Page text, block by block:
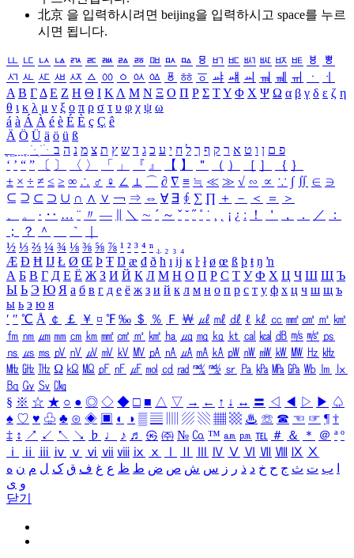
北京 을 입력하시려면 beijing을 입력하시고 space를 누르
시면 됩니다.
ㅥ ㅦ ㅧ ㅨ ㅩ ㅪ ㅫ ㅬ ㅭ ㅮ ㅯ ㅰ ㅱ ㅲ ㅳ ㅴ ㅵ ㅶ ㅷ ㅸ
ㅹ
ㅺ ㅻ ㅼ ㅽ ㅾ ㅿ ㆀ ㆁ ㆂ ㆃ ㆄ ㆅ ㆆ ㆇ ㆈ ㆉ ㆊ ㆋ ㆌ ㆍ
ㆎ
Α Β ΓΔ Ε Ζ Η Θ Ι ΚΛ Μ Ν Ξ Ο Π Ρ Σ ΤΥ Φ Χ Ψ Ω α β γ δ ε ζ η
θ ι κ λ μ ν ξ ο π ρ σ τ υ φ χ ψ ω
á à Á À é è É È ç Ç ê
Ä Ö Ü ä ö ü ß
ִֶֹ ֻּ ׁׂ פ ם ן ו ט א ר ק ף ך ל ח י ע כ ג ד ש ץ ת צ מ נ ה ב
‘ ’ “ ” 〔 〕 〈 〉 「 」 『 』 【 】 ＂ （ ） ［ ］ ｛ ｝
± × ÷ ≠ ≤ ≥ ∞ ∴ ♂ ♀ ∠ ⊥ ⌒ ∂ ∇ ≡ ≒ ≪ ≫ √ ∽ ∝ ∵ ∫ ∬ ∈ ∋
⊆ ⊇ ⊂ ⊃ ∪ ∩ ∧ ∨ ￢ ⇒ ⇔ ∀ ∃ ∮ ∑ ∏ ＋ － ＜ ＝
＞
、
。 · ‥ … ¨ 〃 ― ＼ ∼ ´ ～ ˇ ˘ ˝ ˚ ˙ ¸ ¡ ¿ ː ！ ＇ ， ． ／
：
；
？ ＾ ｀
½ ⅓ ⅔ ¼ ¾ ⅛ ⅜ ⅝ ⅞ ¹ ² ³ ⁴ ⁿ ₁ ₂ ₃ ₄
Æ Ð Ħ Ĳ Ł Ø Œ Þ Ŧ Ŋ æ đ ð ħ ı ĳ ĸ ŀ ł ø œ ß þ ŧ ŋ ŉ
А Б В Г Д Е Ё Ж З И Й К Л М Н О П Р С Т У Ф Х Ц Ч Ш Щ Ъ
Ы Ь Э Ю Я а б в г д е ё ж з и й к л м н о п р с т у ф х ц ч ш щ ъ
ы ь э ю я
′ ″ ℃ Å ￠ ￡ ￥ ¤ ℉ ‰ ＄ ％ Ｆ ￦ ㎕ ㎖ ㎗ ℓ ㎘ ㏄ ㎣ ㎤ ㎥ ㎦
㎙ ㎚ ㎛ ㎜ ㎝ ㎞ ㎟ ㎠ ㎡ ㎢ ㏊ ㎍ ㎎ ㎏ ㏏ ㎈ ㎉ ㏈ ㎧ ㎨ ㎰
㎱ ㎲ ㎳ ㎴ ㎵ ㎶ ㎷ ㎸ ㎹ ㎀ ㎁ ㎂ ㎃ ㎄ ㎺ ㎻ ㎽ ㎾ ㎿ ㎐ ㎑
㎒ ㎓ ㎔ Ω ㏀ ㏁ ㎊ ㎋ ㎌ ㏖ ㏅ ㎭ ㎮ ㎯ ㏛ ㎩ ㎪ ㎫ ㎬ ㏝ ㏐
㏓
㏃ ㏉ ㏜ ㏆
§ ※ ☆ ★ ○ ● ◎ ◇ ◆ □ ■ △ ▽ → ← ↑ ↓ ↔ 〓 ◁ ◀ ▷ ▶ ♤
♠ ♡ ♥ ♧ ♣ ⊙ ◈ ▣ ◐ ◑ ▒ ▤ ▨ ▧ ▦ ▩ ♨ ☏ ☎ ☜ ☞ ¶ †
‡ ↕ ↗ ↙ ↖ ↘ ♭ ♩ ♪ ♬ ㉿ ㈜ № ㏇ ™ ㏂ ㏘ ℡ ＃ ＆ ＊ ＠ ª º
ⅰ
ⅱ ⅲ ⅳ ⅴ ⅵ ⅶ ⅷ ⅸ ⅹ Ⅳ Ⅴ Ⅵ Ⅶ Ⅷ Ⅸ Ⅹ
ب ت ث ج ح خ د ذ ر ز س ش ص ض ط ظ ع غ ف ق ک ل م ن ه
و ی
닫기